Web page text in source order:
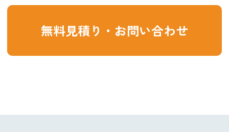
無料見積り・お問い合わせ